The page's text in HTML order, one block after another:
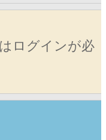
ログインが必